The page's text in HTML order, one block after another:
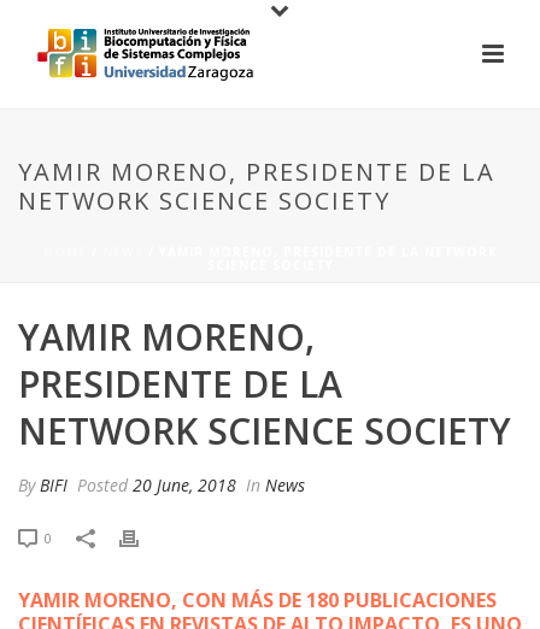
YAMIR MORENO, PRESIDENTE DE LA
NETWORK SCIENCE SOCIETY
YAMIR MORENO,
PRESIDENTE DE LA
NETWORK SCIENCE SOCIETY
ByBIFI Posted 20 June, 2018 In News
0
YAMIR MORENO, CON MÁS DE 180 PUBLICACIONES